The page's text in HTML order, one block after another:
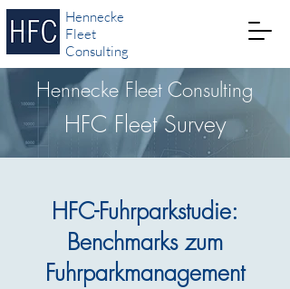
Hennecke
Fleet
Consulting
Hennecke Fleet Consulting
HFC Fleet Survey
HFC-Fuhrparkstudie:
Benchmarks zum
Fuhrparkmanagement